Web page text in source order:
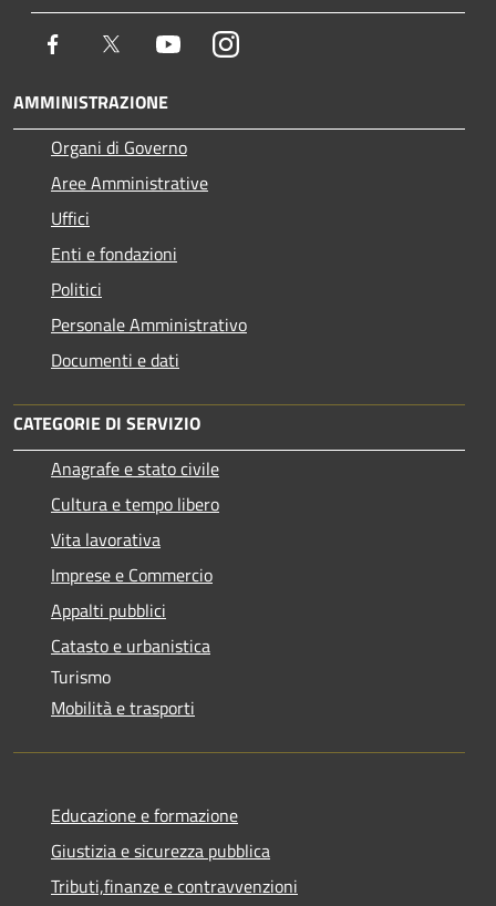
Facebook Twitter YoutubeInstagram
AMMINISTRAZIONE
Organi di Governo
Aree Amministrative
Uffici
Enti e fondazioni
Politici
Personale Amministrativo
Documenti e dati
CATEGORIE DI SERVIZIO
Anagrafe e stato civile
Cultura e tempo libero
Vita lavorativa
Imprese e Commercio
Appalti pubblici
Catasto e urbanistica
Turismo
Mobilità e trasporti
Educazione e formazione
Giustizia e sicurezza pubblica
Tributi,finanze e contravvenzioni